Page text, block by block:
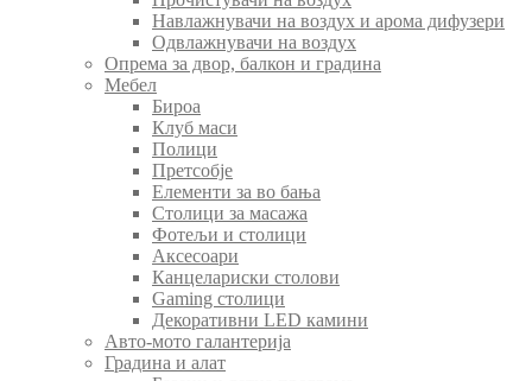
Навлажнувачи на воздух и арома дифузери
Одвлажнувачи на воздух
Опрема за двор, балкон и градина
Мебел
Бироа
Клуб маси
Полици
Претсобје
Елементи за во бања
Столици за масажа
Фотељи и столици
Аксесоари
Канцелариски столови
Gaming столици
Декоративни LED камини
Авто-мото галантерија
Градина и алат